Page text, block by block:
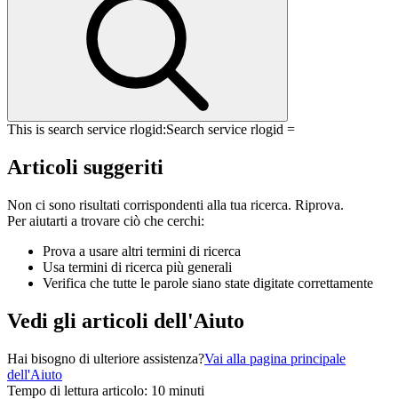
This is search service rlogid:Search service rlogid =
Articoli suggeriti
Non ci sono risultati corrispondenti alla tua ricerca. Riprova.
Per aiutarti a trovare ciò che cerchi:
Prova a usare altri termini di ricerca
Usa termini di ricerca più generali
Verifica che tutte le parole siano state digitate correttamente
Vedi gli articoli dell'Aiuto
Hai bisogno di ulteriore assistenza?Vai alla pagina principale
dell'Aiuto
Tempo di lettura articolo: 10 minuti